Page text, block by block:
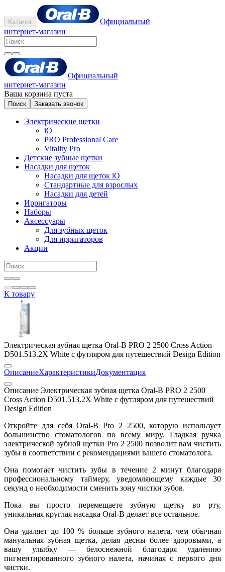
Каталог
Официальный
интернет-магазин
Официальный
интернет-магазин
Ваша корзина пуста
Поиск Заказать звонок
Электрические щетки
iO
PRO Professional Care
Vitality Pro
Детские зубные щетки
Насадки для щеток
Насадки для щеток iO
Стандартные для взрослых
Насадки для детей
Ирригаторы
Наборы
Аксессуары
Для зубных щеток
Для ирригаторов
Акции
К товару
Электрическая зубная щетка Oral-B PRO 2 2500 Cross Action
D501.513.2X White c футляром для путешествий Design Edition
ОписаниеХарактеристикиДокументация
Описание Электрическая зубная щетка Oral-B PRO 2 2500
Cross Action D501.513.2X White c футляром для путешествий
Design Edition
Откройте для себя Oral-B Pro 2 2500, которую использует
большинство стоматологов по всему миру. Гладкая ручка
электрической зубной щетки Pro 2 2500 позволит вам чистить
зубы в соответствии с рекомендациями вашего стоматолога.
Она помогает чистить зубы в течение 2 минут благодаря
профессиональному таймеру, уведомляющему каждые 30
секунд о необходимости сменить зону чистки зубов.
Пока вы просто перемещаете зубную щетку во рту,
уникальная круглая насадка Oral-B делает все остальное.
Она удаляет до 100 % больше зубного налета, чем обычная
мануальная зубная щетка, делая десны более здоровыми, а
вашу улыбку — белоснежной благодаря удалению
пигментированного зубного налета, начиная с первого дня
чистки.